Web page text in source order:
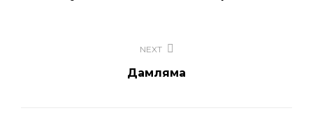
записям
NEXT
Дамляма